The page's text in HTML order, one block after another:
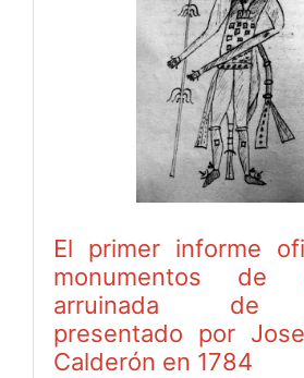
El primer informe
monumentos de
arruinada de
presentado por
Calderón en 1784